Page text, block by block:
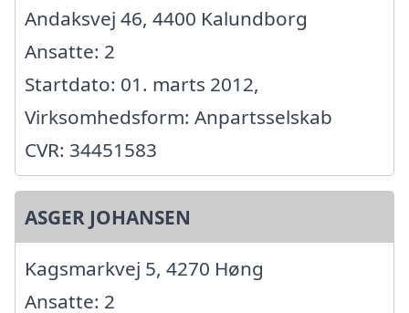
Andaksvej 46, 4400 Kalundborg
Ansatte: 2
Startdato: 01. marts 2012,
Virksomhedsform: Anpartsselskab
CVR: 34451583
ASGER JOHANSEN
Kagsmarkvej 5, 4270 Høng
Ansatte: 2